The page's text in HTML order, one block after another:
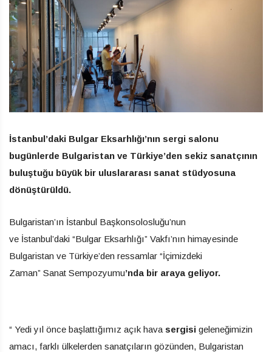
İstanbul’daki Bulgar Eksarhlığı’nın sergi salonu
bugünlerde Bulgaristan ve Türkiye’den sekiz sanatçının
buluştuğu büyük bir uluslararası sanat stüdyosuna
dönüştürüldü.
Bulgaristan’ın İstanbul Başkonsolosluğu’nun
ve İstanbul’daki “Bulgar Eksarhlığı” Vakfı’nın himayesinde
Bulgaristan ve Türkiye’den ressamlar “İçimizdeki
Zaman” Sanat Sempozyumu’nda bir araya geliyor.
“ Yedi yıl önce başlattığımız açık hava sergisi geleneğimizin
amacı, farklı ülkelerden sanatçıların gözünden, Bulgaristan